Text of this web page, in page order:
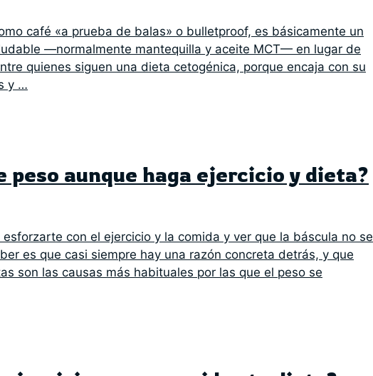
café «a prueba de balas» o bulletproof, es básicamente un
—normalmente mantequilla y aceite MCT— en lugar de
quienes siguen una dieta cetogénica, porque encaja con su
y …
peso aunque haga ejercicio y dieta?
con el ejercicio y la comida y ver que la báscula no se
es que casi siempre hay una razón concreta detrás, y que
son las causas más habituales por las que el peso se